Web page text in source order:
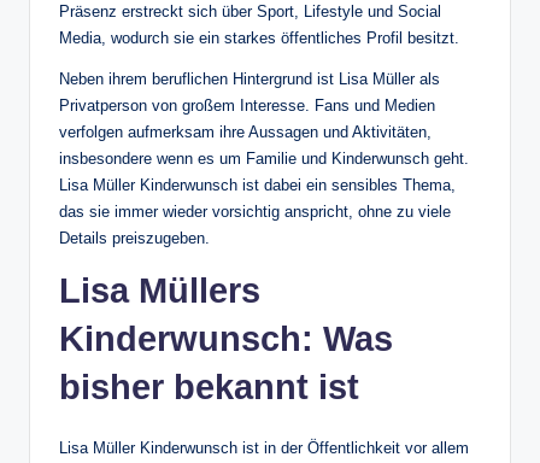
Präsenz erstreckt sich über Sport, Lifestyle und Social
Media, wodurch sie ein starkes öffentliches Profil besitzt.
Neben ihrem beruflichen Hintergrund ist Lisa Müller als
Privatperson von großem Interesse. Fans und Medien
verfolgen aufmerksam ihre Aussagen und Aktivitäten,
insbesondere wenn es um Familie und Kinderwunsch geht.
Lisa Müller Kinderwunsch ist dabei ein sensibles Thema,
das sie immer wieder vorsichtig anspricht, ohne zu viele
Details preiszugeben.
Lisa Müllers
Kinderwunsch: Was
bisher bekannt ist
Lisa Müller Kinderwunsch ist in der Öffentlichkeit vor allem